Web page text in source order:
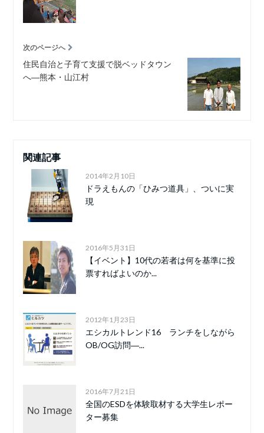
次のページへ
住民自治と子育て支援で脱ベッドタウン
へ―熊本・山江村
関連記事
2014年2月10日
ドラえもんの「ひみつ道具」、ついに実
現
2016年5月31日
【イベント】10代の若者は何を基準に投
票すればよいのか...
2012年1月23日
エシカルトレンド16 ランチをしながら
OB/OG訪問―...
2016年7月21日
全国のESDを体験取材する大学生レポー
ター募集